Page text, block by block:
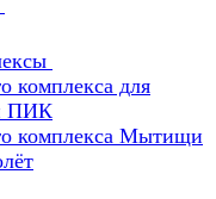
комплекса для
ПИК
комплекса Мытищи